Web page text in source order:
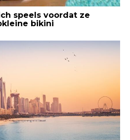
speels voordat ze
bikini